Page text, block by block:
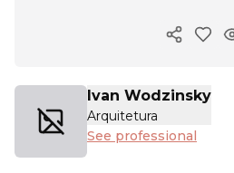
Copy ink
Ivan Wodzinsky
Arquitetura
See professional